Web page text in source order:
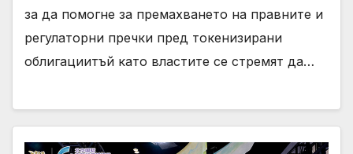
за да помогне за премахването на правните и
регулаторни пречки пред токенизирани
облигациитъй като властите се стремят да…